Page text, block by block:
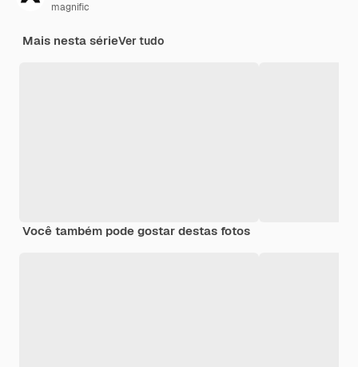
magnific
Mais nesta sérieVer tudo
Você também pode gostar destas fotos